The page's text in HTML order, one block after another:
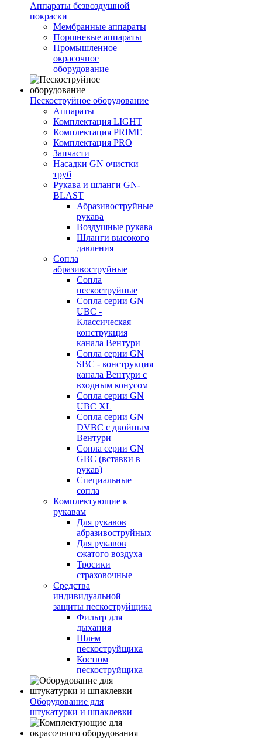
Аппараты безвоздушной
покраски
Мембранные аппараты
Поршневые аппараты
Промышленное
окрасочное
оборудование
Пескоструйное оборудование
Аппараты
Комплектация LIGHT
Комплектация PRIME
Комплектация PRO
Запчасти
Насадки GN очистки
труб
Рукава и шланги GN-
BLAST
Абразивоструйные
рукава
Воздушные рукава
Шланги высокого
давления
Сопла
абразивоструйные
Сопла
пескоструйные
Сопла серии GN
UBC -
Классическая
конструкция
канала Вентури
Сопла серии GN
SBC - конструкция
канала Вентури c
входным конусом
Сопла серии GN
UBC XL
Сопла серии GN
DVBC с двойным
Вентури
Сопла серии GN
GBC (вставки в
рукав)
Специальные
сопла
Комплектующие к
рукавам
Для рукавов
абразивоструйных
Для рукавов
сжатого воздуха
Тросики
страховочные
Средства
индивидуальной
защиты пескоструйщика
Фильтр для
дыхания
Шлем
пескоструйщика
Костюм
пескоструйщика
Оборудование для
штукатурки и шпаклевки